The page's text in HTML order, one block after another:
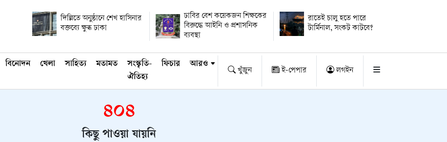
দিল্লিতে অনুষ্ঠানে শেখ হাসিনার
বক্তব্যে ক্ষুব্ধ ঢাকা
ঢাবির বেশ কয়েকজন শিক্ষকের
বিরুদ্ধে আইনি ও প্রশাসনিক
ব্যবস্থা
রাতেই চালু হতে পারে
টার্মিনাল, সংকট কাটবে?
বিনোদন খেলা সাহিত্য মতামত
সংস্কৃতি-
ঐতিহ্য
ফিচার আরও
খুঁজুন ই-পেপার লগইন
৪০৪
কিছু পাওয়া যায়নি